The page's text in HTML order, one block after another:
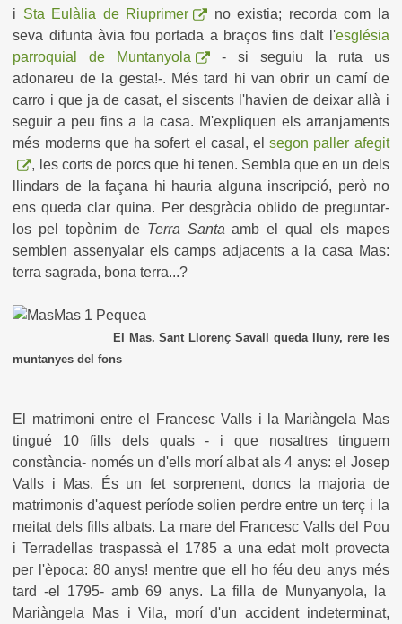
i Sta Eulàlia de Riuprimer
no existia; recorda com la
seva difunta àvia fou portada a braços fins dalt l'església
parroquial de Muntanyola
- si seguiu la ruta us
adonareu de la gesta!-. Més tard hi van obrir un camí de
carro i que ja de casat, el siscents l'havien de deixar allà i
seguir a peu fins a la casa. M'expliquen els arranjaments
més moderns que ha sofert el casal, elsegon paller afegit
, les corts de porcs que hi tenen. Sembla que en un dels
llindars de la façana hi hauria alguna inscripció, però no
ens queda clar quina. Per desgràcia oblido de preguntar-
los pel topònim de Terra Santa amb el qual els mapes
semblen assenyalar els camps adjacents a la casa Mas:
terra sagrada, bona terra...?
El Mas. Sant Llorenç Savall queda lluny, rere les
muntanyes del fons
El matrimoni entre el Francesc Valls i la Mariàngela Mas
tingué 10 fills dels quals - i que nosaltres tinguem
constància- només un d'ells morí albat als 4 anys: el Josep
Valls i Mas. És un fet sorprenent, doncs la majoria de
matrimonis d'aquest període solien perdre entre un terç i la
meitat dels fills albats. La mare del Francesc Valls del Pou
i Terradellas traspassà el 1785 a una edat molt provecta
per l'època: 80 anys! mentre que ell ho féu deu anys més
tard -el 1795- amb 69 anys. La filla de Munyanyola, la
Mariàngela Mas i Vila, morí d'un accident indeterminat,